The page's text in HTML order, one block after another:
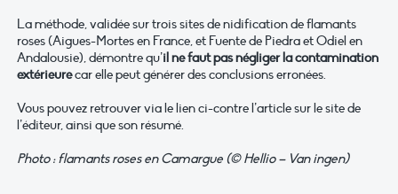
La méthode, validée sur trois sites de nidification de flamants
roses (Aigues-Mortes en France, et Fuente de Piedra et Odiel en
Andalousie), démontre qu’il ne faut pas négliger la contamination
extérieurecar elle peut générer des conclusions erronées.
Vous pouvez retrouver via le lien ci-contre l’article sur le site de
l’éditeur, ainsi que son résumé.
Photo : flamants roses en Camargue (© Hellio – Van ingen)